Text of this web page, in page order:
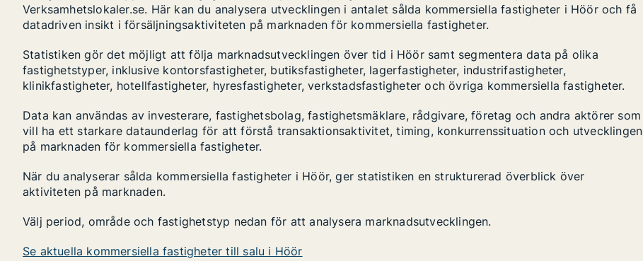
Verksamhetslokaler.se. Här kan du analysera utvecklingen i antalet sålda kommersiella fastigheter i Höör och få
datadriven insikt i försäljningsaktiviteten på marknaden för kommersiella fastigheter.
Statistiken gör det möjligt att följa marknadsutvecklingen över tid i Höör samt segmentera data på olika
fastighetstyper, inklusive kontorsfastigheter, butiksfastigheter, lagerfastigheter, industrifastigheter,
klinikfastigheter, hotellfastigheter, hyresfastigheter, verkstadsfastigheter och övriga kommersiella fastigheter.
Data kan användas av investerare, fastighetsbolag, fastighetsmäklare, rådgivare, företag och andra aktörer som
vill ha ett starkare dataunderlag för att förstå transaktionsaktivitet, timing, konkurrenssituation och utvecklingen
på marknaden för kommersiella fastigheter.
När du analyserar sålda kommersiella fastigheter i Höör, ger statistiken en strukturerad överblick över
aktiviteten på marknaden.
Välj period, område och fastighetstyp nedan för att analysera marknadsutvecklingen.
Se aktuella kommersiella fastigheter till salu i Höör